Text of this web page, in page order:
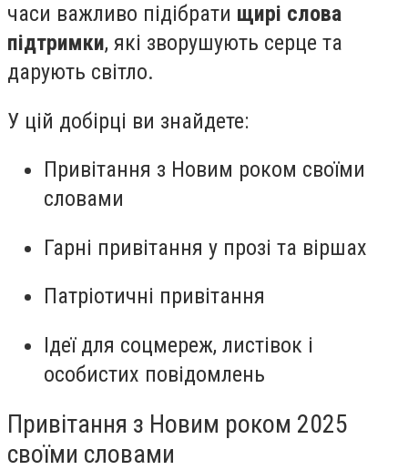
часи важливо підібрати щирі слова
підтримки, які зворушують серце та
дарують світло.
У цій добірці ви знайдете:
Привітання з Новим роком своїми
словами
Гарні привітання у прозі та віршах
Патріотичні привітання
Ідеї для соцмереж, листівок і
особистих повідомлень
Привітання з Новим роком 2025
своїми словами